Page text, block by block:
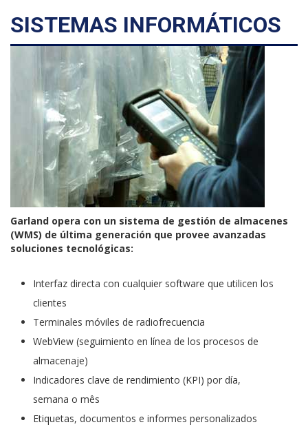
SISTEMAS INFORMÁTICOS
Garland opera con un sistema de gestión de almacenes
(WMS) de última generación que provee avanzadas
soluciones tecnológicas:
Interfaz directa con cualquier software que utilicen los
clientes
Terminales móviles de radiofrecuencia
WebView (seguimiento en línea de los procesos de
almacenaje)
Indicadores clave de rendimiento (KPI) por día,
semana o mês
Etiquetas, documentos e informes personalizados